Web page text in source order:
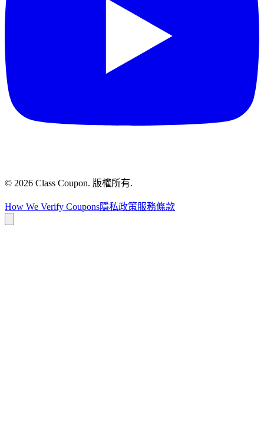
© 2026 Class Coupon. 版權所有.
How We Verify Coupons隱私政策服務條款